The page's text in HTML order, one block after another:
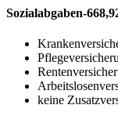
Sozialabgaben-
keine